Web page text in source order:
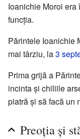
Ioanichie Moroi
funcția.
Părintele Ioanichie
mai târziu, la3
Prima grijă a
incinta și chiliile
piatră și să facă un
Preoția și